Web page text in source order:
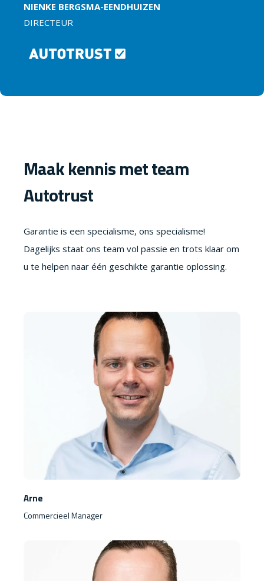
NIENKE BERGSMA-EENDHUIZEN
DIRECTEUR
Maak kennis met team
Autotrust
Garantie is een specialisme, ons specialisme!
Dagelijks staat ons team vol passie en trots klaar om
u te helpen naar één geschikte garantie oplossing.
Arne
Commercieel Manager